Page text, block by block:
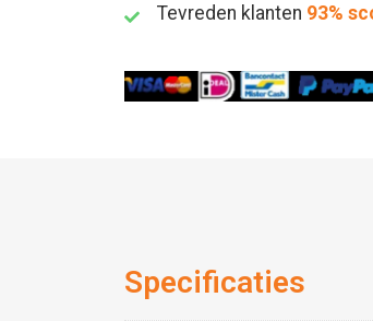
Tevreden klanten 93%
Specificaties